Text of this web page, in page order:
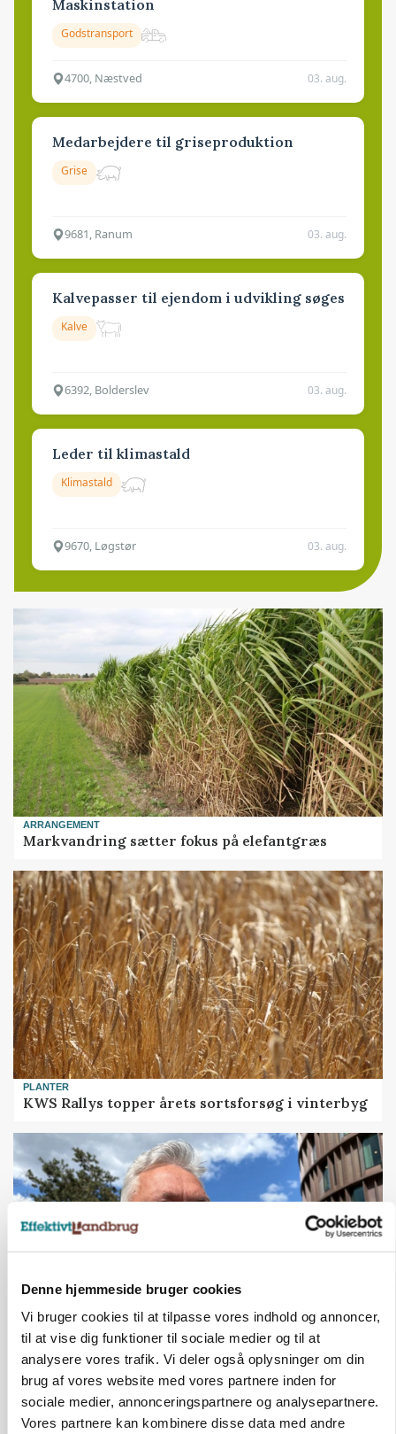
Denne hjemmeside bruger cookies
Vi bruger cookies til at tilpasse vores indhold og annoncer,
til at vise dig funktioner til sociale medier og til at
analysere vores trafik. Vi deler også oplysninger om din
brug af vores website med vores partnere inden for
sociale medier, annonceringspartnere og analysepartnere.
Vores partnere kan kombinere disse data med andre
Maskinstation
Godstransport
4700, Næstved 03. aug.
Medarbejdere til griseproduktion
Grise
9681, Ranum 03. aug.
Kalvepasser til ejendom i udvikling søges
Kalve
6392, Bolderslev 03. aug.
Leder til klimastald
Klimastald
9670, Løgstør 03. aug.
ARRANGEMENT
Markvandring sætter fokus på elefantgræs
PLANTER
KWS Rallys topper årets sortsforsøg i vinterbyg
CAP-I-DANMARK
Fjerkræbranchen: - Vi forlanger ens
konkurrence- og produktionsvilkår
Annonce